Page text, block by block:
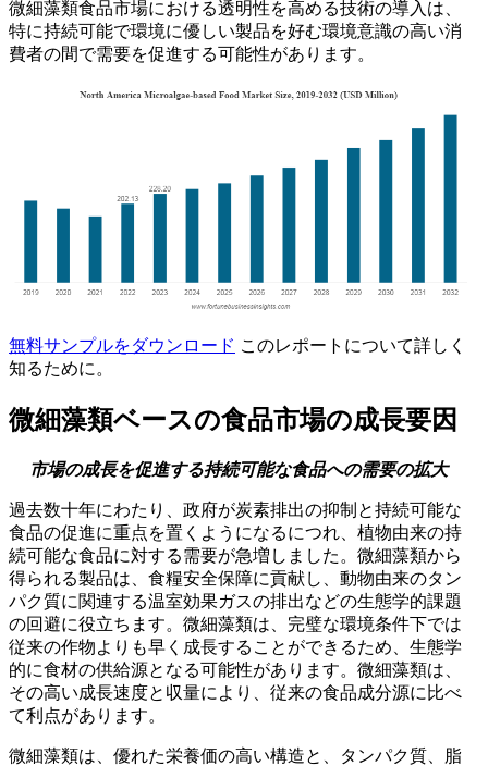
微細藻類食品市場における透明性を高める技術の導入は、
特に持続可能で環境に優しい製品を好む環境意識の高い消
費者の間で需要を促進する可能性があります。
無料サンプルをダウンロード このレポートについて詳しく
知るために。
微細藻類ベースの食品市場の成長要因
市場の成長を促進する持続可能な食品への需要の拡大
過去数十年にわたり、政府が炭素排出の抑制と持続可能な
食品の促進に重点を置くようになるにつれ、植物由来の持
続可能な食品に対する需要が急増しました。微細藻類から
得られる製品は、食糧安全保障に貢献し、動物由来のタン
パク質に関連する温室効果ガスの排出などの生態学的課題
の回避に役立ちます。微細藻類は、完璧な環境条件下では
従来の作物よりも早く成長することができるため、生態学
的に食材の供給源となる可能性があります。微細藻類は、
その高い成長速度と収量により、従来の食品成分源に比べ
て利点があります。
微細藻類は、優れた栄養価の高い構造と、タンパク質、脂